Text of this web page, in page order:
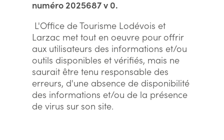
numéro 2025687 v 0.
L'Office de Tourisme Lodévois et
Larzac met tout en oeuvre pour offrir
aux utilisateurs des informations et/ou
outils disponibles et vérifiés, mais ne
saurait être tenu responsable des
erreurs, d'une absence de disponibilité
des informations et/ou de la présence
de virus sur son site.